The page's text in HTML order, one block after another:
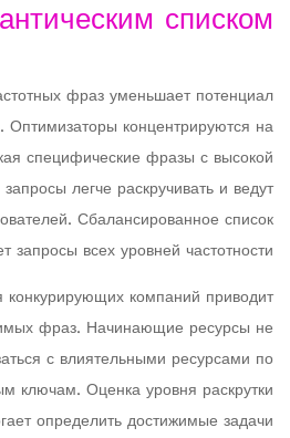
списком
фраз уменьшает потенциал
Оптимизаторы концентрируются на
специфические фразы с высокой
легче раскручивать и ведут
Сбалансированное список
запросы всех уровней частотности.
компаний приводит
фраз. Начинающие ресурсы не
с влиятельными ресурсами по
ключам. Оценка уровня раскрутки
определить достижимые задачи.